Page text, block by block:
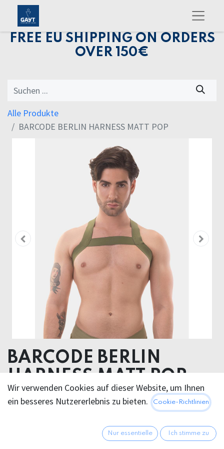
FREE EU SHIPPING ON ORDERS
OVER 150€
Alle Produkte
BARCODE BERLIN HARNESS MATT POP
BARCODE BERLIN
HARNESS MATT POP
45% Polyamide 35% Polyester 20% Elastane
Wir verwenden Cookies auf dieser Website, um Ihnen
ein besseres Nutzererlebnis zu bieten.
Cookie-Richtlinien
Nur essentielle Ich stimme zu